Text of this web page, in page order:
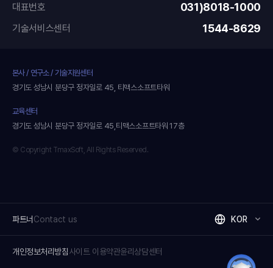
대표번호 031)8018-1000
기술서비스센터 1544-8629
본사 / 연구소 / 기술지원센터
경기도 성남시 분당구 정자일로 45, 티맥스소프트타워
교육센터
경기도 성남시 분당구 정자일로 45,티맥스소프트타워 17층
© Copyright TmaxSoft, All Rights Reserved.
파트너Contact us KOR
개인정보처리방침사이트 이용약관윤리상담센터